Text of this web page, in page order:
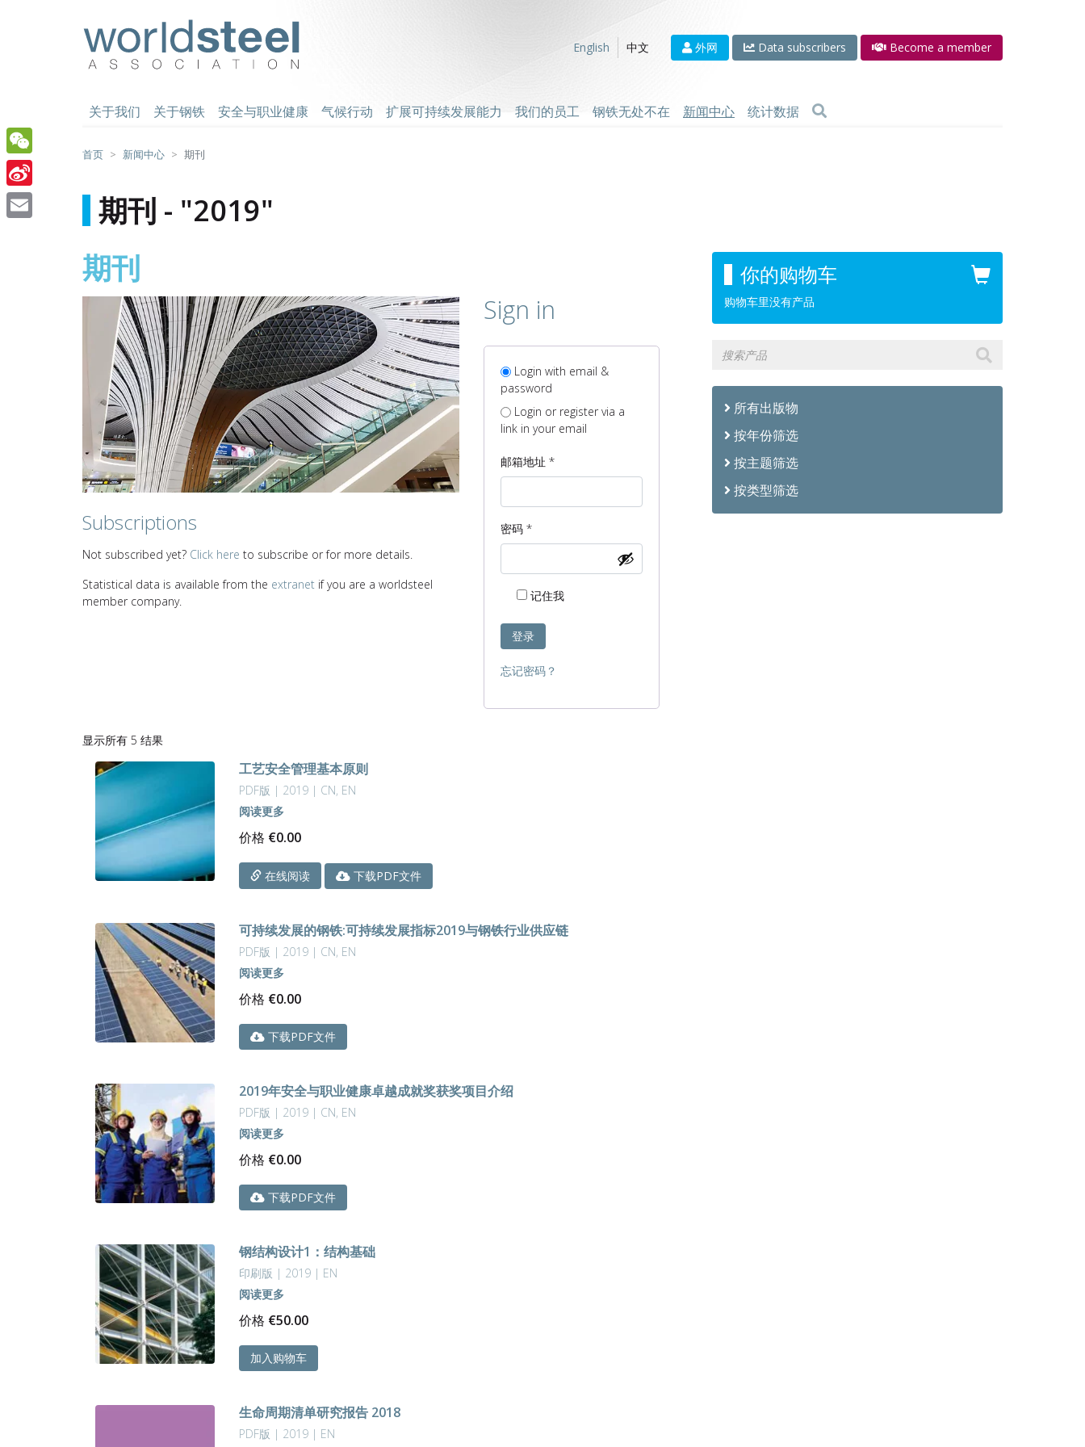
English
中文 外网 Data subscribers Become a member
关于我们 关于钢铁 安全与职业健康 气候行动 扩展可持续发展能力 我们的员工 钢铁无处不在 新闻中心 统计数据
首页 新闻中心 期刊
期刊 - "2019"
你的购物车
购物车里没有产品
所有出版物
按年份筛选
按主题筛选
按类型筛选
期刊
Subscriptions
Not subscribed yet? Click here to subscribe or for more details.
Statistical data is available from the extranet if you are a worldsteel
member company.
Sign in
Login with email &
password
Login or register via a
link in your email
邮箱地址 *必
填
密码 *必
填
记住我
登录
忘记密码？
显示所有 5 结果按
排
工艺安全管理基本原则
PDF版 | 2019 | CN, EN
阅读更多
价格 €0.00
在线阅读 下载PDF文件
可持续发展的钢铁:可持续发展指标2019与钢铁行业供应链
PDF版 | 2019 | CN, EN
阅读更多
价格 €0.00
下载PDF文件
2019年安全与职业健康卓越成就奖获奖项目介绍
PDF版 | 2019 | CN, EN
阅读更多
价格 €0.00
下载PDF文件
钢结构设计1：结构基础
印刷版 | 2019 | EN
阅读更多
价格 €50.00
加入购物车
生命周期清单研究报告 2018
PDF版 | 2019 | EN
WeChat
Sina